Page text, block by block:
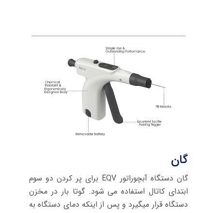
گان
گان دستگاه آبچوراتور EQV برای پر کردن دو سوم
ابتدای کاتال استفاده می شود. گوتا بار در مخزن
دستگاه قرار میگیرد و پس از اینکه دمای دستگاه به